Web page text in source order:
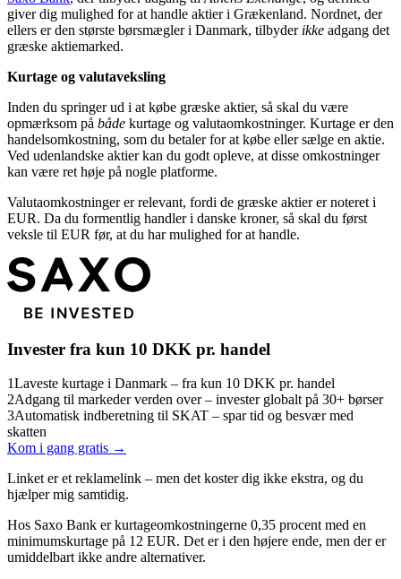
giver dig mulighed for at handle aktier i Grækenland. Nordnet, der
ellers er den største børsmægler i Danmark, tilbyder ikke adgang det
græske aktiemarked.
Kurtage og valutaveksling
Inden du springer ud i at købe græske aktier, så skal du være
opmærksom på både kurtage og valutaomkostninger. Kurtage er den
handelsomkostning, som du betaler for at købe eller sælge en aktie.
Ved udenlandske aktier kan du godt opleve, at disse omkostninger
kan være ret høje på nogle platforme.
Valutaomkostninger er relevant, fordi de græske aktier er noteret i
EUR. Da du formentlig handler i danske kroner, så skal du først
veksle til EUR før, at du har mulighed for at handle.
Invester fra kun 10 DKK pr. handel
1Laveste kurtage i Danmark – fra kun 10 DKK pr. handel
2Adgang til markeder verden over – invester globalt på 30+ børser
3Automatisk indberetning til SKAT – spar tid og besvær med
skatten
Kom i gang gratis →
Linket er et reklamelink – men det koster dig ikke ekstra, og du
hjælper mig samtidig.
Hos Saxo Bank er kurtageomkostningerne 0,35 procent med en
minimumskurtage på 12 EUR. Det er i den højere ende, men der er
umiddelbart ikke andre alternativer.